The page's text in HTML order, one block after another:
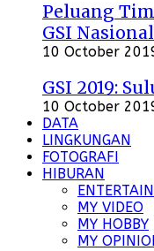
Peluang
GSI
10 October
GSI 2019:
10 October
DATA
LINGKUNGAN
FOTOGRAFI
HIBURAN
MY VIDEO
MY HOBBY
MY